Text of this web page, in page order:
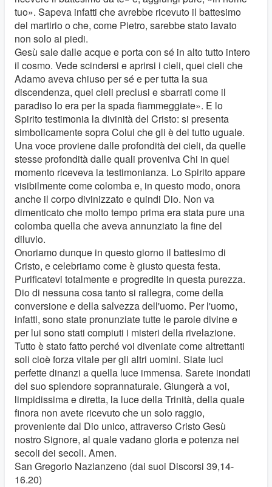
tuo». Sapeva infatti che avrebbe ricevuto il battesimo
del martirio o che, come Pietro, sarebbe stato lavato
non solo ai piedi.
Gesù sale dalle acque e porta con sé in alto tutto intero
il cosmo. Vede scindersi e aprirsi i cieli, quei cieli che
Adamo aveva chiuso per sé e per tutta la sua
discendenza, quei cieli preclusi e sbarrati come il
paradiso lo era per la spada fiammeggiate». E lo
Spirito testimonia la divinità del Cristo: si presenta
simbolicamente sopra Colui che gli è del tutto uguale.
Una voce proviene dalle profondità dei cieli, da quelle
stesse profondità dalle quali proveniva Chi in quel
momento riceveva la testimonianza. Lo Spirito appare
visibilmente come colomba e, in questo modo, onora
anche il corpo divinizzato e quindi Dio. Non va
dimenticato che molto tempo prima era stata pure una
colomba quella che aveva annunziato la fine del
diluvio.
Onoriamo dunque in questo giorno il battesimo di
Cristo, e celebriamo come è giusto questa festa.
Purificatevi totalmente e progredite in questa purezza.
Dio di nessuna cosa tanto si rallegra, come della
conversione e della salvezza dell'uomo. Per l'uomo,
infatti, sono state pronunziate tutte le parole divine e
per lui sono stati compiuti i misteri della rivelazione.
Tutto è stato fatto perché voi diveniate come altrettanti
soli cioè forza vitale per gli altri uomini. Siate luci
perfette dinanzi a quella luce immensa. Sarete inondati
del suo splendore soprannaturale. Giungerà a voi,
limpidissima e diretta, la luce della Trinità, della quale
finora non avete ricevuto che un solo raggio,
proveniente dal Dio unico, attraverso Cristo Gesù
nostro Signore, al quale vadano gloria e potenza nei
secoli dei secoli. Amen.
San Gregorio Nazianzeno (dai suoi Discorsi 39,14-
16.20)